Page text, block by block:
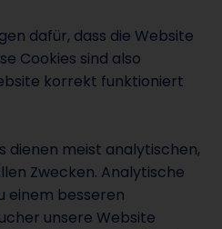
dafür, dass die Website
Cookies sind also
korrekt funktioniert
dienen meist analytischen,
Zwecken. Analytische
einem besseren
unsere Website